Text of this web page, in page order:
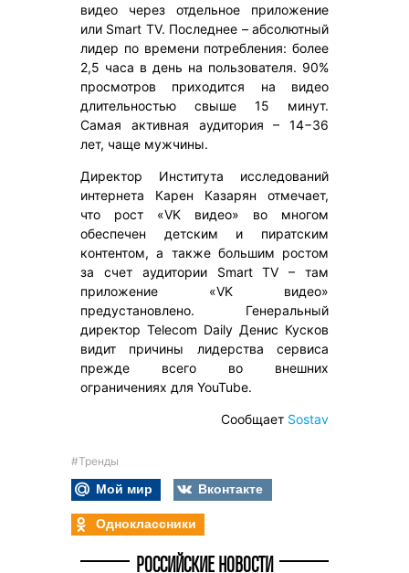
видео через отдельное приложение
или Smart TV. Последнее – абсолютный
лидер по времени потребления: более
2,5 часа в день на пользователя. 90%
просмотров приходится на видео
длительностью свыше 15 минут.
Самая активная аудитория – 14−36
лет, чаще мужчины.
Директор Института исследований
интернета Карен Казарян отмечает,
что рост «VK видео» во многом
обеспечен детским и пиратским
контентом, а также большим ростом
за счет аудитории Smart TV – там
приложение «VK видео»
предустановлено. Генеральный
директор Telecom Daily Денис Кусков
видит причины лидерства сервиса
прежде всего во внешних
ограничениях для YouTube.
Сообщает Sostav
#Тренды
Мой мир
Вконтакте
Одноклассники
РОССИЙСКИЕ НОВОСТИ